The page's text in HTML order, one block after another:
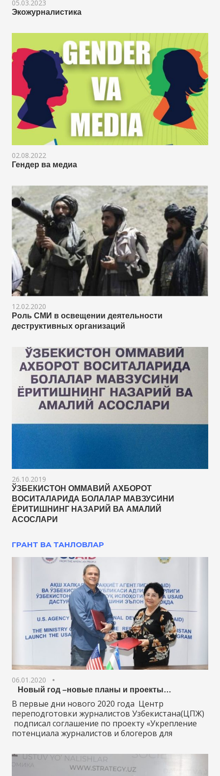
05.03.2023
Экожурналистика
02.08.2022
Гендер ва медиа
12.02.2020
Роль СМИ в освещении деятельности
деструктивных организаций
26.10.2019
ЎЗБЕКИСТОН ОММАВИЙ АХБОРОТ
ВОСИТАЛАРИДА БОЛАЛАР МАВЗУСИНИ
ЁРИТИШНИНГ НАЗАРИЙ ВА АМАЛИЙ
АСОСЛАРИ
ГРАНТ ВА ТАНЛОВЛАР
06.01.2020
Новый год –новые планы и проекты…
В первые дни нового 2020 года Центр
переподготовки журналистов Узбекистана(ЦПЖ)
подписал соглашение по проекту «Укрепление
потенциала журналистов и блогеров для